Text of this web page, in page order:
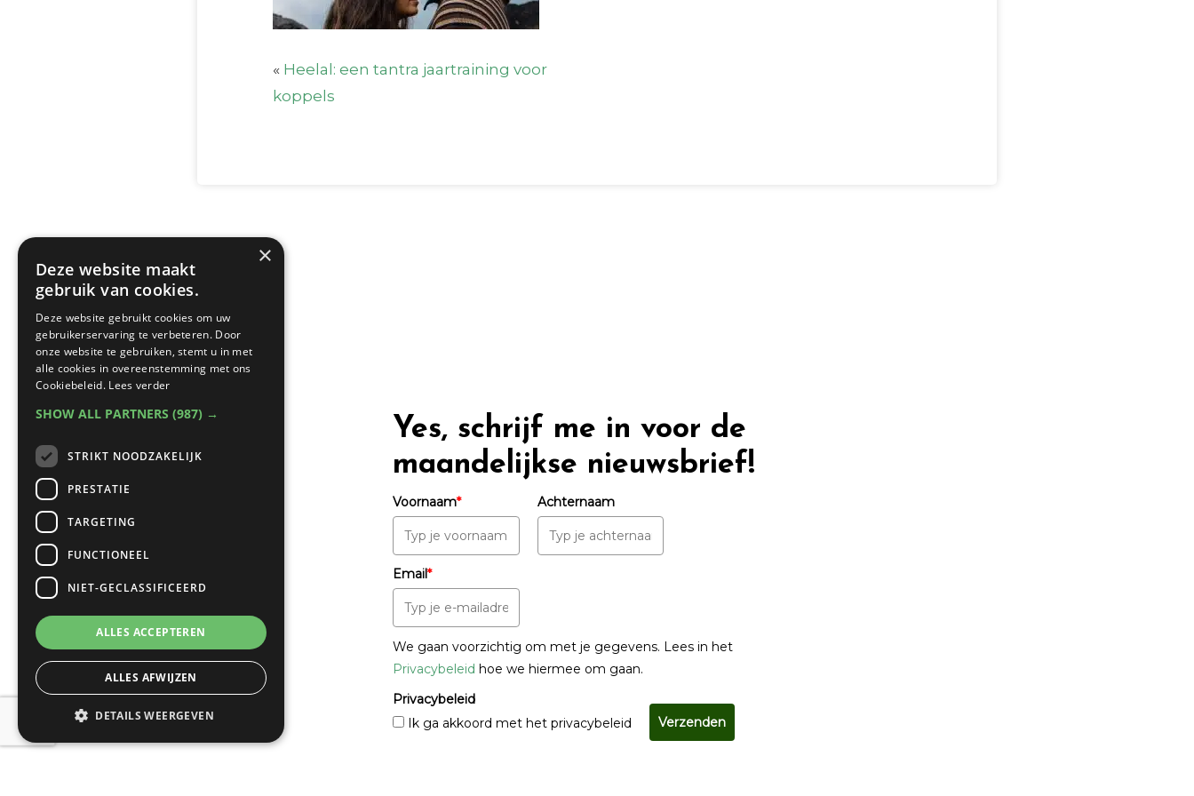
« Heelal: een tantra jaartraining voor
koppels
Yes, schrijf me in voor de
maandelijkse nieuwsbrief!
Voornaam* Achternaam
Email*
We gaan voorzichtig om met je gegevens. Lees in het
Privacybeleid hoe we hiermee om gaan.
Privacybeleid
Ik ga akkoord met het privacybeleid
Verzenden
×
Deze website maakt
gebruik van cookies.
Deze website gebruikt cookies om uw
gebruikerservaring te verbeteren. Door
onze website te gebruiken, stemt u in met
alle cookies in overeenstemming met ons
Cookiebeleid. Lees verder
SHOW ALL PARTNERS (987) →
STRIKT NOODZAKELIJK
PRESTATIE
TARGETING
FUNCTIONEEL
NIET-GECLASSIFICEERD
ALLES ACCEPTEREN
ALLES AFWIJZEN
DETAILS WEERGEVEN